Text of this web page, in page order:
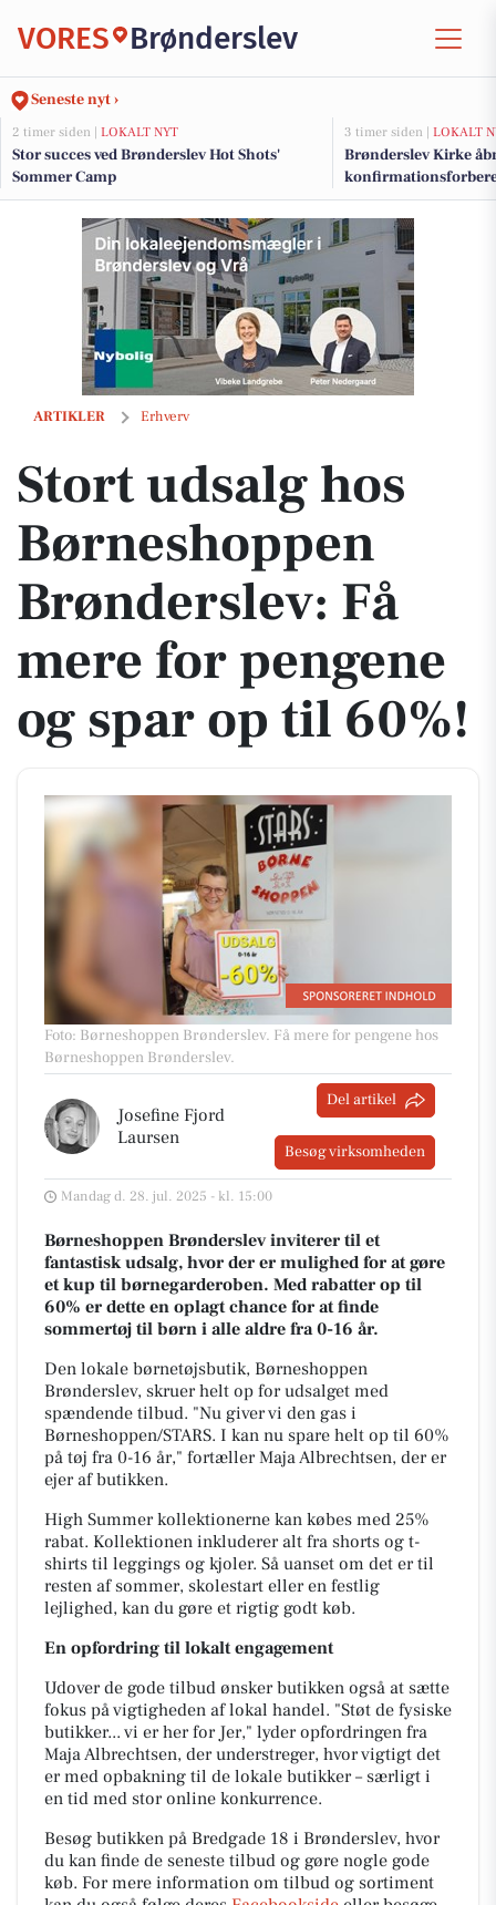
VORES Brønderslev
Seneste nyt ›
2 timer siden | LOKALT NYT
Stor succes ved Brønderslev Hot Shots'
Sommer Camp
3 timer siden | LOKALT
Brønderslev Kirke
ARTIKLER Erhverv
Stort udsalg hos Børneshoppen Brønderslev: Få mere for pengene
Stort udsalg hos
Børneshoppen
Brønderslev: Få
mere for pengene
og spar op til 60%!
Foto: Børneshoppen Brønderslev. Få mere for pengene hos
Børneshoppen Brønderslev.
Josefine Fjord
Laursen
Del artikel
Besøg virksomheden
Mandag d. 28. jul. 2025 - kl. 15:00
Børneshoppen Brønderslev inviterer til et
fantastisk udsalg, hvor der er mulighed for at gøre
et kup til børnegarderoben. Med rabatter op til
60% er dette en oplagt chance for at finde
sommertøj til børn i alle aldre fra 0-16 år.
Den lokale børnetøjsbutik, Børneshoppen
Brønderslev, skruer helt op for udsalget med
spændende tilbud. "Nu giver vi den gas i
Børneshoppen/STARS. I kan nu spare helt op til 60%
på tøj fra 0-16 år," fortæller Maja Albrechtsen, der er
ejer af butikken.
High Summer kollektionerne kan købes med 25%
rabat. Kollektionen inkluderer alt fra shorts og t-
shirts til leggings og kjoler. Så uanset om det er til
resten af sommer, skolestart eller en festlig
lejlighed, kan du gøre et rigtig godt køb.
En opfordring til lokalt engagement
Udover de gode tilbud ønsker butikken også at sætte
fokus på vigtigheden af lokal handel. "Støt de fysiske
butikker... vi er her for Jer," lyder opfordringen fra
Maja Albrechtsen, der understreger, hvor vigtigt det
er med opbakning til de lokale butikker – særligt i
en tid med stor online konkurrence.
Besøg butikken på Bredgade 18 i Brønderslev, hvor
du kan finde de seneste tilbud og gøre nogle gode
køb. For mere information om tilbud og sortiment